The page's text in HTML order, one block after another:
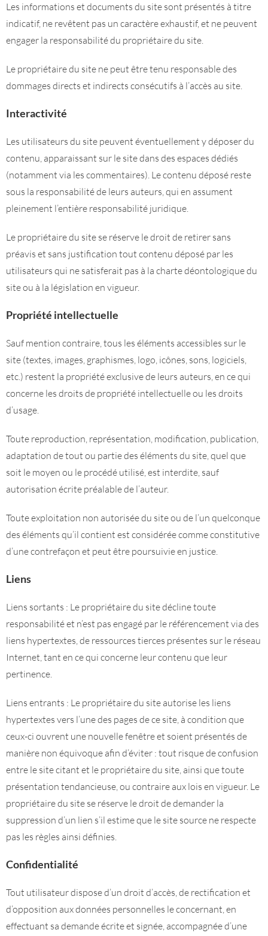
Les informations et documents du site sont présentés à titre
indicatif, ne revêtent pas un caractère exhaustif, et ne peuvent
engager la responsabilité du propriétaire du site.
Le propriétaire du site ne peut être tenu responsable des
dommages directs et indirects consécutifs à l’accès au site.
Interactivité
Les utilisateurs du site peuvent éventuellement y déposer du
contenu, apparaissant sur le site dans des espaces dédiés
(notamment via les commentaires). Le contenu déposé reste
sous la responsabilité de leurs auteurs, qui en assument
pleinement l’entière responsabilité juridique.
Le propriétaire du site se réserve le droit de retirer sans
préavis et sans justification tout contenu déposé par les
utilisateurs qui ne satisferait pas à la charte déontologique du
site ou à la législation en vigueur.
Propriété intellectuelle
Sauf mention contraire, tous les éléments accessibles sur le
site (textes, images, graphismes, logo, icônes, sons, logiciels,
etc.) restent la propriété exclusive de leurs auteurs, en ce qui
concerne les droits de propriété intellectuelle ou les droits
d’usage.
Toute reproduction, représentation, modification, publication,
adaptation de tout ou partie des éléments du site, quel que
soit le moyen ou le procédé utilisé, est interdite, sauf
autorisation écrite préalable de l’auteur.
Toute exploitation non autorisée du site ou de l’un quelconque
des éléments qu’il contient est considérée comme constitutive
d’une contrefaçon et peut être poursuivie en justice.
Liens
Liens sortants : Le propriétaire du site décline toute
responsabilité et n’est pas engagé par le référencement via des
liens hypertextes, de ressources tierces présentes sur le réseau
Internet, tant en ce qui concerne leur contenu que leur
pertinence.
Liens entrants : Le propriétaire du site autorise les liens
hypertextes vers l’une des pages de ce site, à condition que
ceux-ci ouvrent une nouvelle fenêtre et soient présentés de
manière non équivoque afin d’éviter : tout risque de confusion
entre le site citant et le propriétaire du site, ainsi que toute
présentation tendancieuse, ou contraire aux lois en vigueur. Le
propriétaire du site se réserve le droit de demander la
suppression d’un lien s’il estime que le site source ne respecte
pas les règles ainsi définies.
Confidentialité
Tout utilisateur dispose d’un droit d’accès, de rectification et
d’opposition aux données personnelles le concernant, en
effectuant sa demande écrite et signée, accompagnée d’une